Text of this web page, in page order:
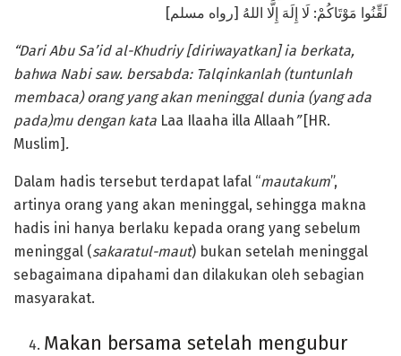
لَقِّنُوا مَوْتَاكُمْ: لَا إِلَهَ إِلَّا اللهُ [رواه مسلم]
“Dari Abu Sa’id al-Khudriy [diriwayatkan] ia berkata,
bahwa Nabi saw. bersabda: Talqinkanlah (tuntunlah
membaca) orang yang akan meninggal dunia (yang ada
pada)mu dengan kata Laa Ilaaha illa Allaah ” [HR.
Muslim] .
Dalam hadis tersebut terdapat lafal “mautakum”,
artinya orang yang akan meninggal, sehingga makna
hadis ini hanya berlaku kepada orang yang sebelum
meninggal (sakaratul-maut) bukan setelah meninggal
sebagaimana dipahami dan dilakukan oleh sebagian
masyarakat.
Makan bersama setelah mengubur